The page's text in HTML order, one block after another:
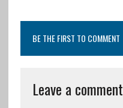
BE THE FIRST TO COMMENT
Leave a comment